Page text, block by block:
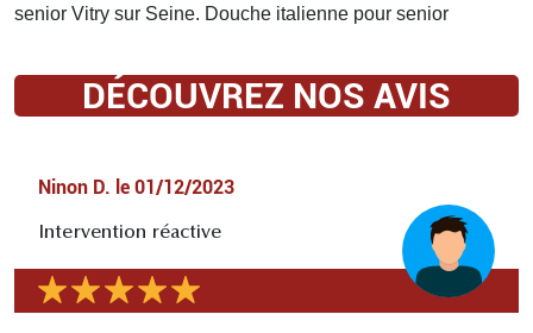
senior Vitry sur Seine. Douche italienne pour senior
DÉCOUVREZ NOS AVIS
Ninon D. le 01/12/2023
Intervention réactive